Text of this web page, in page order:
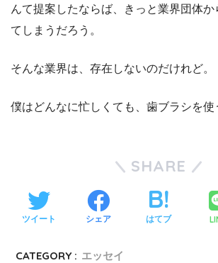
んて提案したならば、きっと業界団体
てしまうだろう。
そんな業界は、存在しないのだけれど。
僕はどんなに忙しくても、歯ブラシを使
SHARE
ツイート シェア はてブ
CATEGORY : エッセイ